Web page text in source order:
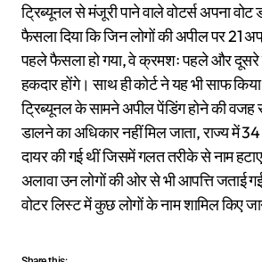
ट्रिब्यूनल से मंजूरी पाने वाले वोटर्स अपना
फैसला दिया कि जिन लोगों की अपील पर
पहले फैसला हो गया, वे क्रमशः पहले और
हकदार होंगे। साथ ही कोर्ट ने यह भी साफ
ट्रिब्यूनल के सामने अपील पेंडिंग होने की वजह
डालने का अधिकार नहीं मिल जाता, राज्य में
दायर की गई थीं जिसमें गलत तरीके से नाम
अलावा उन लोगों की ओर से भी आपत्ति जताई
वोटर लिस्ट में कुछ लोगों के नाम शामिल किए